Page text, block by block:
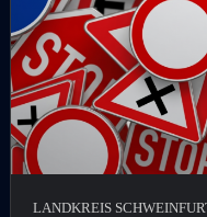
LANDKREIS